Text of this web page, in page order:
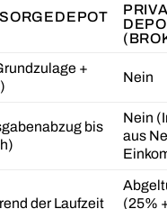
+
Nein
bis
Nein
aus
der Laufzeit
(25%